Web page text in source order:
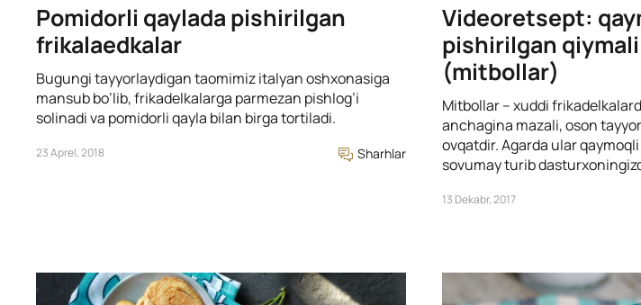
Pomidorli qaylada pishirilgan
frikalaedkalar
Bugungi tayyorlaydigan taomimiz italyan oshxonasiga
mansub bo’lib, frikadelkalarga parmezan pishlog’i
solinadi va pomidorli qayla bilan birga tortiladi.
23 Aprel, 2018 Sharhlar
Videoretsept:
pishirilgan
(mitbollar)
Мitbollar – xuddi
anchagina mazali, oson
ovqatdir. Agarda ular
sovumay turib
13 Dekabr, 2017